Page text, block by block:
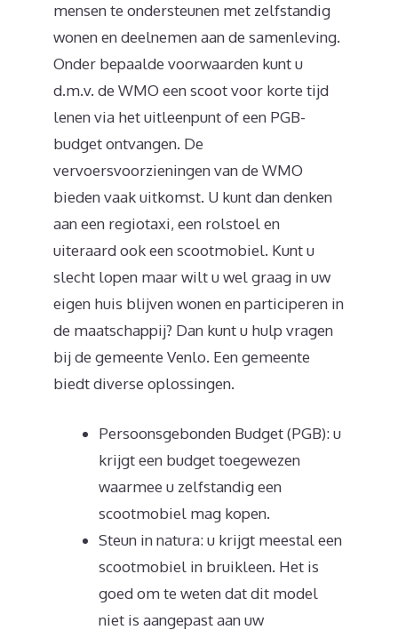
mensen te ondersteunen met zelfstandig
wonen en deelnemen aan de samenleving.
Onder bepaalde voorwaarden kunt u
d.m.v. de WMO een scoot voor korte tijd
lenen via het uitleenpunt of een PGB-
budget ontvangen. De
vervoersvoorzieningen van de WMO
bieden vaak uitkomst. U kunt dan denken
aan een regiotaxi, een rolstoel en
uiteraard ook een scootmobiel. Kunt u
slecht lopen maar wilt u wel graag in uw
eigen huis blijven wonen en participeren in
de maatschappij? Dan kunt u hulp vragen
bij de gemeente Venlo. Een gemeente
biedt diverse oplossingen.
Persoonsgebonden Budget (PGB): u
krijgt een budget toegewezen
waarmee u zelfstandig een
scootmobiel mag kopen.
Steun in natura: u krijgt meestal een
scootmobiel in bruikleen. Het is
goed om te weten dat dit model
niet is aangepast aan uw